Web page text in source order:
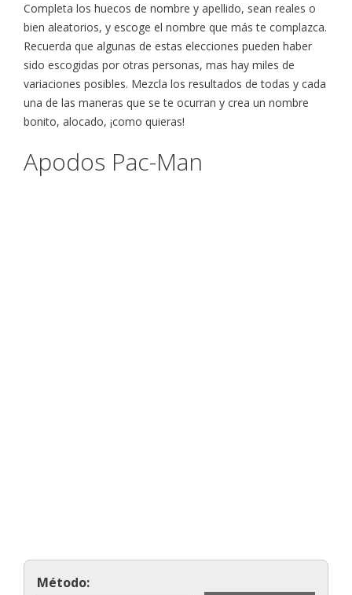
Completa los huecos de nombre y apellido, sean reales o
bien aleatorios, y escoge el nombre que más te complazca.
Recuerda que algunas de estas elecciones pueden haber
sido escogidas por otras personas, mas hay miles de
variaciones posibles. Mezcla los resultados de todas y cada
una de las maneras que se te ocurran y crea un nombre
bonito, alocado, ¡como quieras!
Apodos Pac-Man
Método: